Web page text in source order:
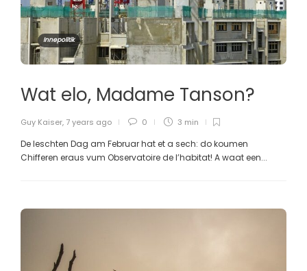
Innepolitik
Wat elo, Madame Tanson?
Guy Kaiser, 7 years ago 0 3 min
De leschten Dag am Februar hat et a sech: do koumen
Chifferen eraus vum Observatoire de l’habitat! A waat een...